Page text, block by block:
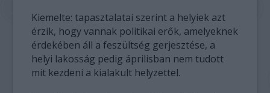
Kiemelte: tapasztalatai szerint a helyiek azt
érzik, hogy vannak politikai erők, amelyeknek
érdekében áll a feszültség gerjesztése, a
helyi lakosság pedig áprilisban nem tudott
mit kezdeni a kialakult helyzettel.